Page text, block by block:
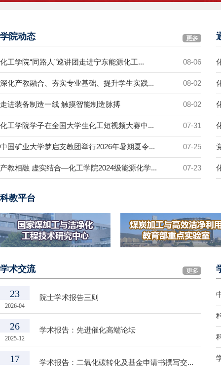
学院动态
化工学院“同路人”巡讲团走进宁东能源化工... 08-06
深化产教融合、夯实专业基础、提升学生实践... 08-02
走进装备制造一线 触摸智能制造脉搏 08-02
化工学院学子在全国大学生化工短视频大赛中... 07-31
中国矿业大学梦启支教团举行2026年暑期夏令... 07-25
产教相融 虚实结合—化工学院2024级能源化学... 07-23
科教平台
学术交流
23
2026-04
院士学术报告三则
26
2025-12
学术报告：先进催化高端论坛
17 学术报告：二氧化碳转化及基金申请书撰写交...